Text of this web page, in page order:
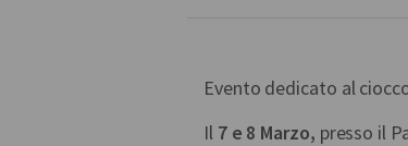
Evento dedicato al
Il 7 e 8 Marzo, presso il